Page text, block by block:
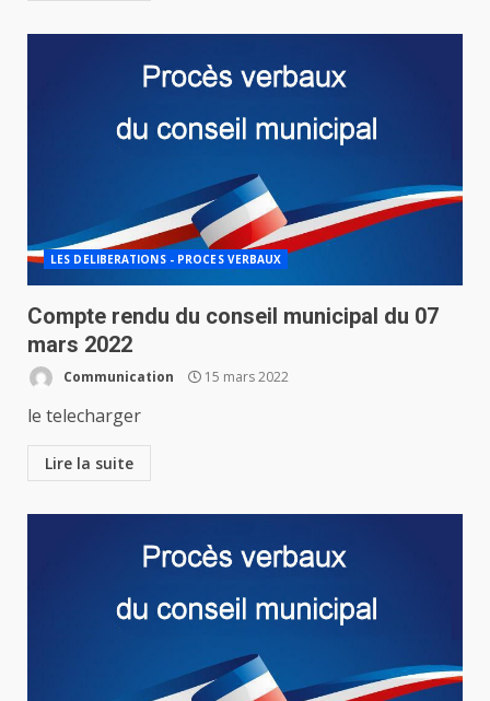
LES DELIBERATIONS - PROCES VERBAUX
Compte rendu du conseil municipal du 07
mars 2022
Communication 15 mars 2022
le telecharger
Lire la suite